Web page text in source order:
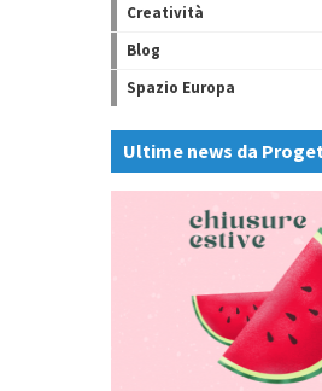
Creatività
Blog
Spazio Europa
Ultime news da